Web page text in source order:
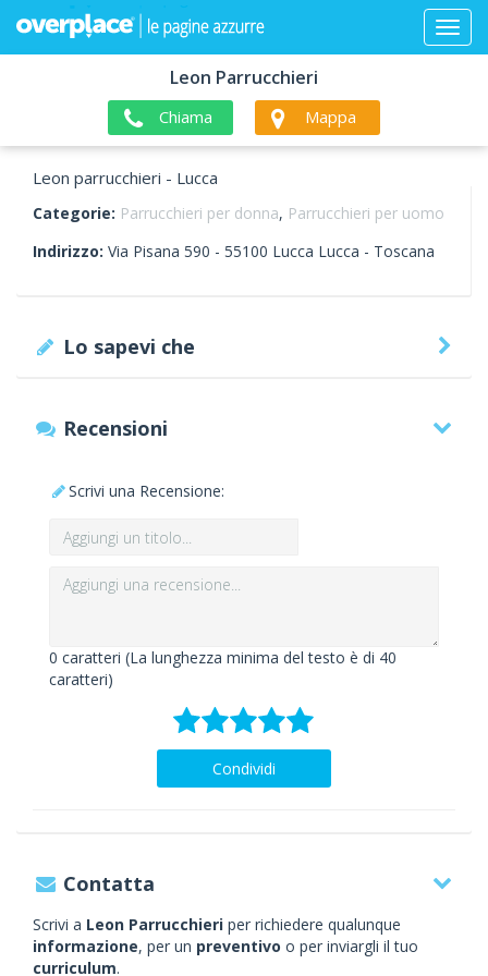
Leon Parrucchieri
Chiama Mappa
Leon parrucchieri - Lucca
Categorie: Parrucchieri per donna, Parrucchieri per uomo
Indirizzo: Via Pisana 590 - 55100 Lucca Lucca - Toscana
Lo sapevi che
Recensioni
Scrivi una Recensione:
0 caratteri (La lunghezza minima del testo è di 40
caratteri)
Condividi
Contatta
Scrivi a Leon Parrucchieri per richiedere qualunque
informazione, per un preventivo o per inviargli il tuo
curriculum.